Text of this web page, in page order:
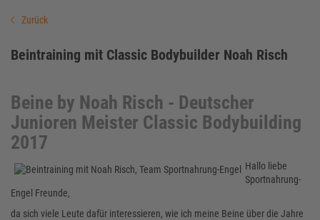
Zurück
Beintraining mit Classic Bodybuilder Noah Risch
Beine by Noah Risch - Deutscher
Junioren Meister Classic Bodybuilding
2017
Hallo liebe
Sportnahrung-
Engel Freunde,
da sich viele Leute dafür interessieren, wie ich meine Beine über die Jahre